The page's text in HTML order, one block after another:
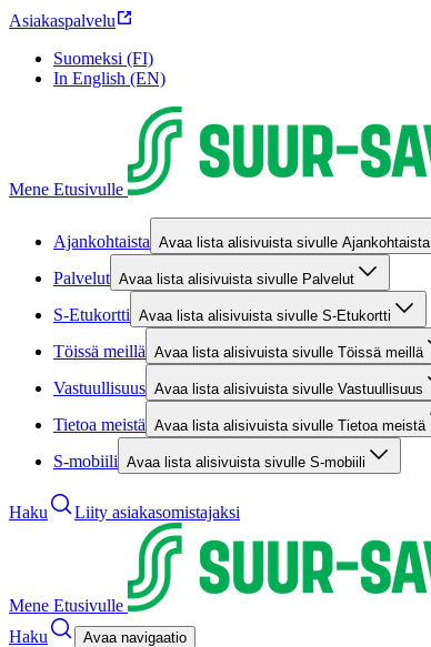
Asiakaspalvelu
Suomeksi (FI)
In English (EN)
Mene Etusivulle
Ajankohtaista Avaa lista alisivuista sivulle Ajankohtaista
Palvelut Avaa lista alisivuista sivulle Palvelut
S-Etukortti Avaa lista alisivuista sivulle S-Etukortti
Töissä meillä Avaa lista alisivuista sivulle Töissä meillä
Vastuullisuus Avaa lista alisivuista sivulle Vastuullisuus
Tietoa meistä Avaa lista alisivuista sivulle Tietoa meistä
S-mobiili Avaa lista alisivuista sivulle S-mobiili
Haku Liity asiakasomistajaksi
Mene Etusivulle
Haku
Avaa navigaatio